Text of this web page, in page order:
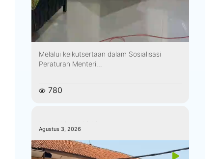
Melalui keikutsertaan dalam Sosialisasi
Peraturan Menteri...
780
Agustus 3, 2026